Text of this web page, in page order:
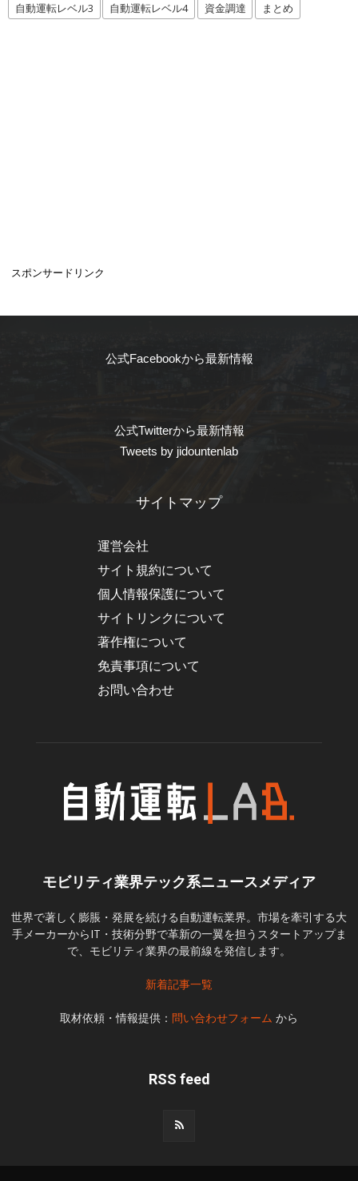
自動運転レベル3 自動運転レベル4 資金調達 まとめ
スポンサードリンク
公式Facebookから最新情報
公式Twitterから最新情報
Tweets by jidountenlab
サイトマップ
運営会社
サイト規約について
個人情報保護について
サイトリンクについて
著作権について
免責事項について
お問い合わせ
モビリティ業界テック系ニュースメディア
世界で著しく膨脹・発展を続ける自動運転業界。市場を牽引する大
手メーカーからIT・技術分野で革新の一翼を担うスタートアップま
で、モビリティ業界の最前線を発信します。
新着記事一覧
取材依頼・情報提供： 問い合わせフォーム から
RSS feed